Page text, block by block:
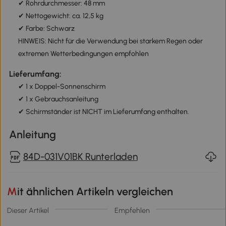
✔ Rohrdurchmesser: 48 mm
✔ Nettogewicht: ca. 12,5 kg
✔ Farbe: Schwarz
HINWEIS: Nicht für die Verwendung bei starkem Regen oder
extremen Wetterbedingungen empfohlen
Lieferumfang:
✔ 1 x Doppel-Sonnenschirm
✔ 1 x Gebrauchsanleitung
✔ Schirmständer ist NICHT im Lieferumfang enthalten.
Anleitung
84D-031V01BK Runterladen
Mit ähnlichen Artikeln vergleichen
Dieser Artikel Empfehlen